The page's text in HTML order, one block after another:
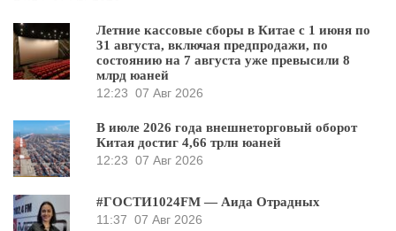
Летние кассовые сборы в Китае с 1 июня по
31 августа, включая предпродажи, по
состоянию на 7 августа уже превысили 8
млрд юаней
12:23 07 Авг 2026
В июле 2026 года внешнеторговый оборот
Китая достиг 4,66 трлн юаней
12:23 07 Авг 2026
#ГОСТИ1024FM — Аида Отрадных
11:37 07 Авг 2026